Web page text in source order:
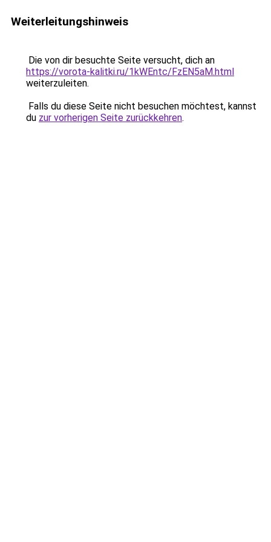
Weiterleitungshinweis
Die von dir besuchte Seite versucht, dich an
https://vorota-kalitki.ru/1kWEntc/FzEN5aM.html
weiterzuleiten.
Falls du diese Seite nicht besuchen möchtest, kannst
du zur vorherigen Seite zurückkehren.